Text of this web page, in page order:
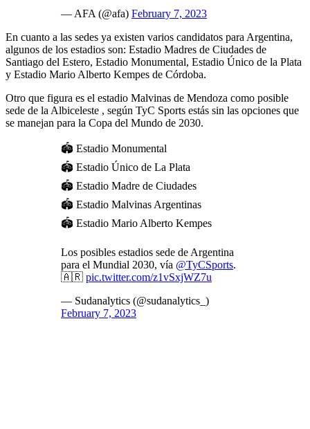
— AFA (@afa) February 7, 2023
En cuanto a las sedes ya existen varios candidatos para Argentina,
algunos de los estadios son: Estadio Madres de Ciudades de
Santiago del Estero, Estadio Monumental, Estadio Único de la Plata
y Estadio Mario Alberto Kempes de Córdoba.
Otro que figura es el estadio Malvinas de Mendoza como posible
sede de la Albiceleste , según TyC Sports estás sin las opciones que
se manejan para la Copa del Mundo de 2030.
🏟️ Estadio Monumental
🏟️ Estadio Único de La Plata
🏟️ Estadio Madre de Ciudades
🏟️ Estadio Malvinas Argentinas
🏟️ Estadio Mario Alberto Kempes
Los posibles estadios sede de Argentina
para el Mundial 2030, vía @TyCSports.
🇦🇷 pic.twitter.com/z1vSxjWZ7u
— Sudanalytics (@sudanalytics_)
February 7, 2023